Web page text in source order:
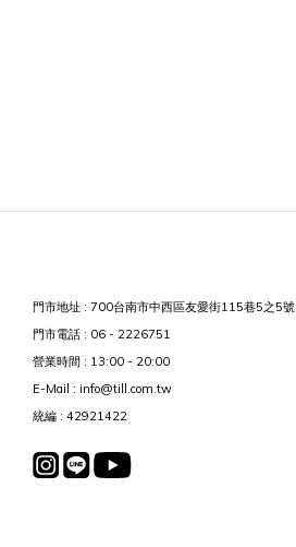
門市地址 : 700台南市中西區友愛街115巷5之5號
門市電話 : 06 - 2226751
營業時間 : 13:00 - 20:00
E-Mail : info@till.com.tw
統編 : 42921422